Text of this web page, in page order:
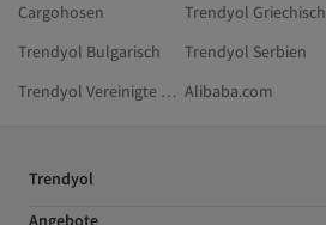
Cargohosen
Trendyol Griechisch
Trendyol Bulgarisch
Trendyol Serbien
Trendyol Vereinigte Arabische Emirate Alibaba.com
Trendyol
Angebote